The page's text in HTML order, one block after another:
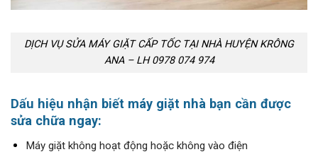
DỊCH VỤ SỬA MÁY GIẶT CẤP TỐC TẠI NHÀ HUYỆN KRÔNG
ANA – LH 0978 074 974
Dấu hiệu nhận biết máy giặt nhà bạn cần được
sửa chữa ngay:
Máy giặt không hoạt động hoặc không vào điện